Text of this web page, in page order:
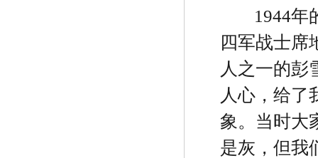
1944年
四军战士席
人之一的彭
人心，给了
象。当时大
是灰，但我